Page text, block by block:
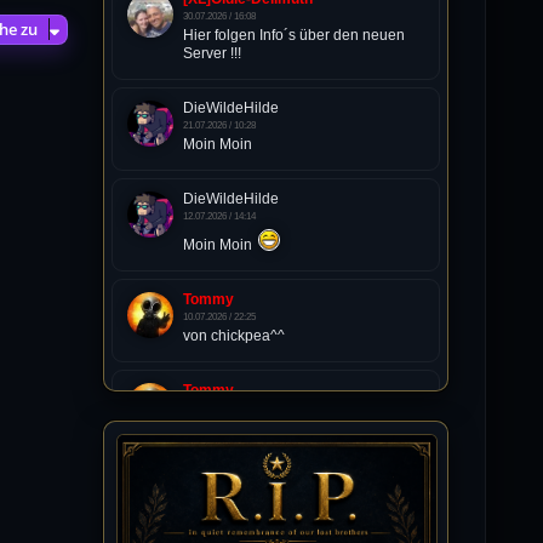
zu
30.07.2026 / 16:08
Hier folgen Info´s über den neuen
Server !!!
DieWildeHilde
21.07.2026 / 10:28
Moin Moin
DieWildeHilde
12.07.2026 / 14:14
Moin Moin
Tommy
10.07.2026 / 22:25
von chickpea^^
Tommy
Letzte Aktivität:
27. Dez 2023, 22:48
DieWildeHilde
10.07.2026 / 12:48